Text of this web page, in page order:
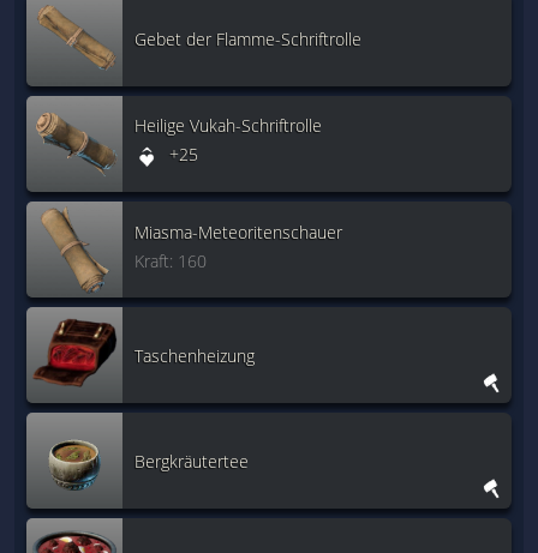
Gebet der Flamme-Schriftrolle
Heilige Vukah-Schriftrolle
+25
Miasma-Meteoritenschauer
Kraft: 160
Taschenheizung
Bergkräutertee